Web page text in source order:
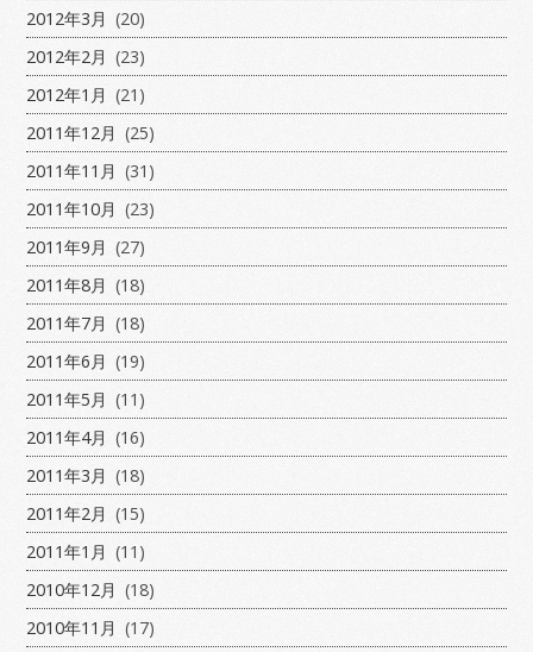
2012年3月 (20)
2012年2月 (23)
2012年1月 (21)
2011年12月 (25)
2011年11月 (31)
2011年10月 (23)
2011年9月 (27)
2011年8月 (18)
2011年7月 (18)
2011年6月 (19)
2011年5月 (11)
2011年4月 (16)
2011年3月 (18)
2011年2月 (15)
2011年1月 (11)
2010年12月 (18)
2010年11月 (17)